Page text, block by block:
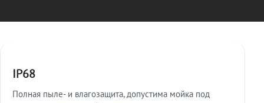
IP68
Полная пыле- и влагозащита, допустима мойка под